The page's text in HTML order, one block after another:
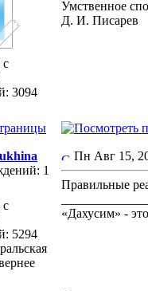
3094
Умственное
Д. И. Писарев
1
5294
Пн Авг 15,
Правильные
«Дахусим» -